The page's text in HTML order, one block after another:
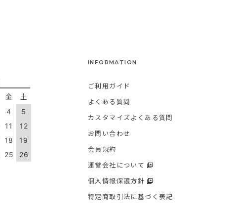
金 土
4
5
11
12
18
19
25
26
INFORMATION
ご利用ガイド
よくある質問
カスタマイズよくある質問
お問い合わせ
会員規約
運営会社について
個人情報保護方針
特定商取引法に基づく表記